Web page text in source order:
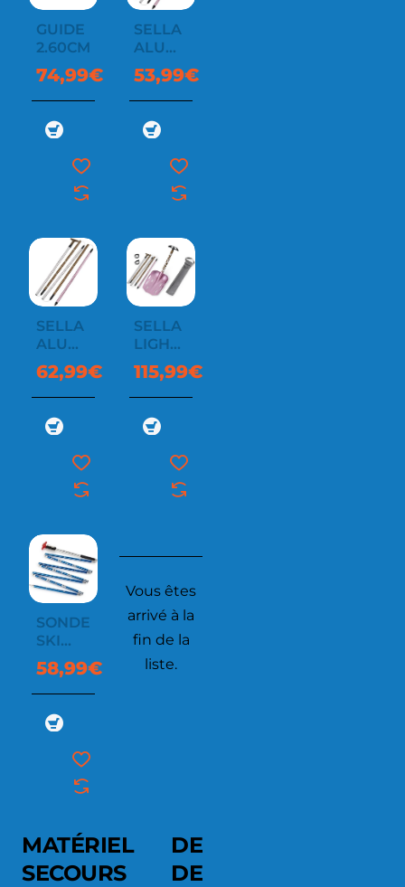
MATÉRIEL DE
SECOURS DE
GUIDE
2.60CM
74,99€
SELLA
ALUMINUM
240
PROBE
53,99€
SELLA
ALUMINUM
280
PROBE
62,99€
SELLA
LIGHT
240
SET
115,99€
SONDE
SKI
TRIP
2.40
58,99€
Vous êtes
arrivé à la
fin de la
liste.